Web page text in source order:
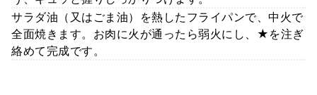
サラダ油（又はごま油）を熱したフライパンで、中火で
全面焼きます。お肉に火が通ったら弱火にし、★を注ぎ
絡めて完成です。